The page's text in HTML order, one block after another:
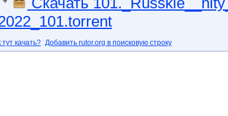
тут качать? Добавить rutor.org в поисковую строку